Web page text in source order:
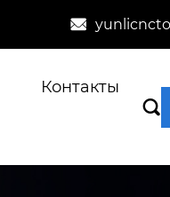

Контакты
